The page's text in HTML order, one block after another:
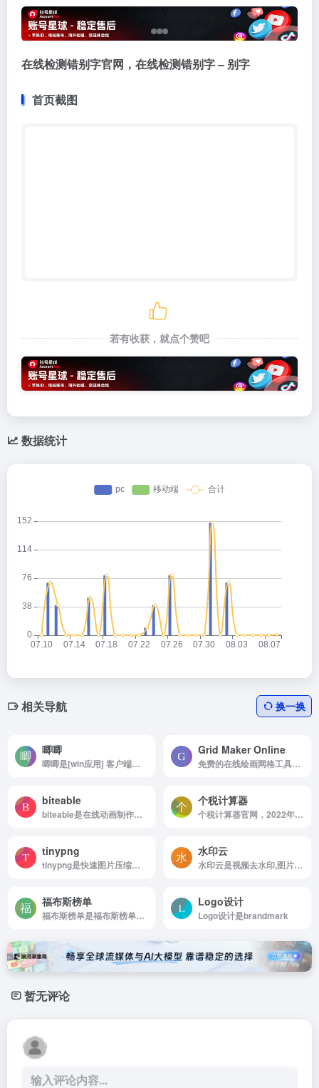
在线检测错别字官网，在线检测错别字 – 别字
首页截图
若有收获，就点个赞吧
数据统计
相关导航 换一换
唧唧
唧唧是[win应用] 客户端下载
Grid Maker Online
免费的在线绘画网格工具，可上传图片并生成可导出的绘画参考网格。
biteable
biteable是在线动画制作工具
个税计算器
个税计算器官网，2022年最新个人所得税计算器，采用2022年最新个税起征点5000元，个税税率表，提供工资，税后工资，年终奖，劳务报酬等个税累计预扣预缴计算方法，2022年最好用的个税计算器，个税管理专家。
tinypng
tinypng是快速图片压缩工具
水印云
水印云是视频去水印,图片去水印,在线去水印,在线抠图等多功能去水印软件。
福布斯榜单
福布斯榜单是福布斯榜单查询
Logo设计
Logo设计是brandmark
暂无评论